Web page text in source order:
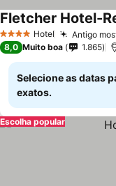
4 EstrelasHotel Antigo
Fletcher Hotel-
8,0 Muito boa 1.865
Selecione as datas
exatos.
Escolha popular